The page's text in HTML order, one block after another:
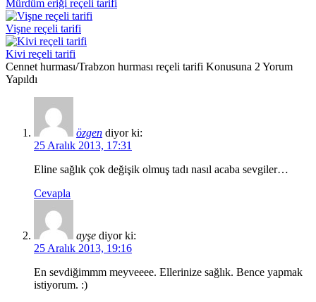
Mürdüm eriği reçeli tarifi
Vişne reçeli tarifi
Kivi reçeli tarifi
Cennet hurması/Trabzon hurması reçeli tarifi Konusuna 2 Yorum
Yapıldı
özgen diyor ki:
25 Aralık 2013, 17:31
Eline sağlık çok değişik olmuş tadı nasıl acaba sevgiler…
Cevapla
ayşe diyor ki:
25 Aralık 2013, 19:16
En sevdiğimmm meyveeee. Ellerinize sağlık. Bence yapmak
istiyorum. :)